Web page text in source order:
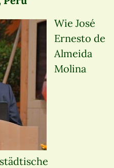
Wie José
Ernesto de
Almeida
Molina